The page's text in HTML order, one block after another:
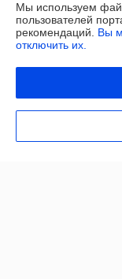
График работы
Политика
Мы используем
пользователей
рекомендаций. Вы
отключить их.